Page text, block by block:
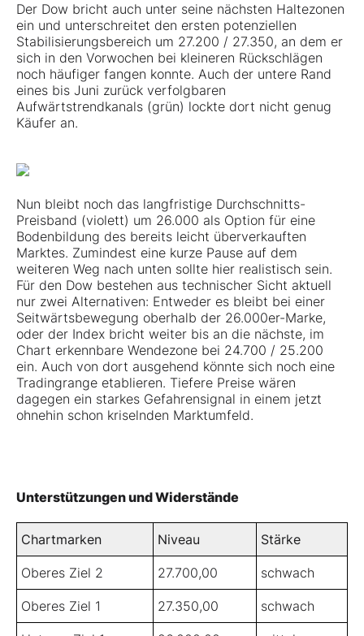
Der Dow bricht auch unter seine nächsten Haltezonen
ein und unterschreitet den ersten potenziellen
Stabilisierungsbereich um 27.200 / 27.350, an dem er
sich in den Vorwochen bei kleineren Rückschlägen
noch häufiger fangen konnte. Auch der untere Rand
eines bis Juni zurück verfolgbaren
Aufwärtstrendkanals (grün) lockte dort nicht genug
Käufer an.
Nun bleibt noch das langfristige Durchschnitts-
Preisband (violett) um 26.000 als Option für eine
Bodenbildung des bereits leicht überverkauften
Marktes. Zumindest eine kurze Pause auf dem
weiteren Weg nach unten sollte hier realistisch sein.
Für den Dow bestehen aus technischer Sicht aktuell
nur zwei Alternativen: Entweder es bleibt bei einer
Seitwärtsbewegung oberhalb der 26.000er-Marke,
oder der Index bricht weiter bis an die nächste, im
Chart erkennbare Wendezone bei 24.700 / 25.200
ein. Auch von dort ausgehend könnte sich noch eine
Tradingrange etablieren. Tiefere Preise wären
dagegen ein starkes Gefahrensignal in einem jetzt
ohnehin schon kriselnden Marktumfeld.
Unterstützungen und Widerstände
Chartmarken Niveau Stärke
Oberes Ziel 2 27.700,00 schwach
Oberes Ziel 1 27.350,00 schwach